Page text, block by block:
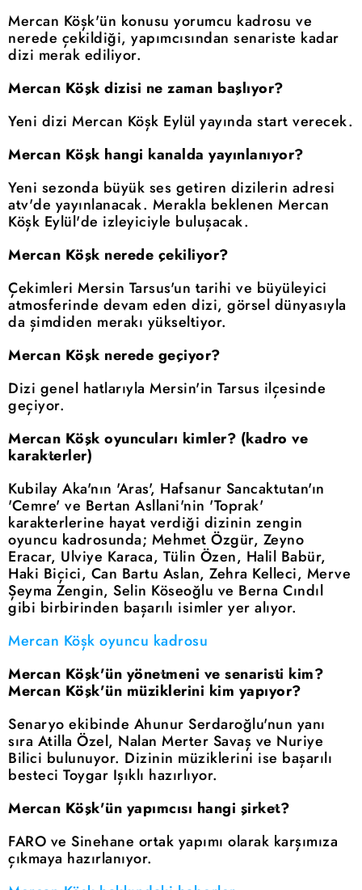
Mercan Köşk'ün konusu yorumcu kadrosu ve
nerede çekildiği, yapımcısından senariste kadar
dizi merak ediliyor.
Mercan Köşk dizisi ne zaman başlıyor?
Yeni dizi Mercan Köşk Eylül yayında start verecek.
Mercan Köşk hangi kanalda yayınlanıyor?
Yeni sezonda büyük ses getiren dizilerin adresi
atv'de yayınlanacak. Merakla beklenen Mercan
Köşk Eylül'de izleyiciyle buluşacak.
Mercan Köşk nerede çekiliyor?
Çekimleri Mersin Tarsus'un tarihi ve büyüleyici
atmosferinde devam eden dizi, görsel dünyasıyla
da şimdiden merakı yükseltiyor.
Mercan Köşk nerede geçiyor?
Dizi genel hatlarıyla Mersin'in Tarsus ilçesinde
geçiyor.
Mercan Köşk oyuncuları kimler? (kadro ve
karakterler)
Kubilay Aka'nın 'Aras', Hafsanur Sancaktutan'ın
'Cemre' ve Bertan Asllani'nin 'Toprak'
karakterlerine hayat verdiği dizinin zengin
oyuncu kadrosunda; Mehmet Özgür, Zeyno
Eracar, Ulviye Karaca, Tülin Özen, Halil Babür,
Haki Biçici, Can Bartu Aslan, Zehra Kelleci, Merve
Şeyma Zengin, Selin Köseoğlu ve Berna Cındıl
gibi birbirinden başarılı isimler yer alıyor.
Mercan Köşk oyuncu kadrosu
Mercan Köşk'ün yönetmeni ve senaristi kim?
Mercan Köşk'ün müziklerini kim yapıyor?
Senaryo ekibinde Ahunur Serdaroğlu'nun yanı
sıra Atilla Özel, Nalan Merter Savaş ve Nuriye
Bilici bulunuyor. Dizinin müziklerini ise başarılı
besteci Toygar Işıklı hazırlıyor.
Mercan Köşk'ün yapımcısı hangi şirket?
FARO ve Sinehane ortak yapımı olarak karşımıza
çıkmaya hazırlanıyor.